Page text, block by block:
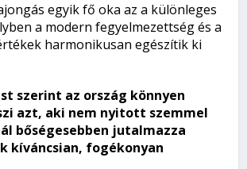
egyik fő oka az a különleges
a modern fegyelmezettség és a
harmonikusan egészítik ki
szerint az ország könnyen
azt, aki nem nyitott szemmel
bőségesebben jutalmazza
kíváncsian, fogékonyan